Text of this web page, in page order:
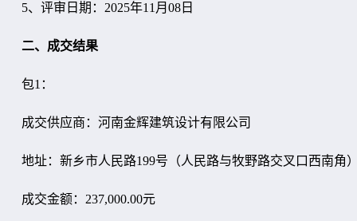
5、评审日期：2025年11月08日
二、成交结果
包1：
成交供应商：河南金辉建筑设计有限公司
地址：新乡市人民路199号（人民路与牧野路交叉口西南角
成交金额：237,000.00元